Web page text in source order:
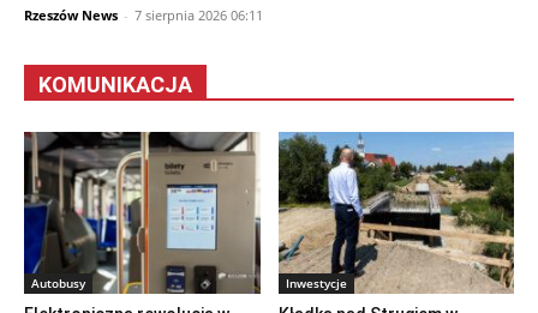
Rzeszów News - 7 sierpnia 2026 06:11
KOMUNIKACJA
Autobusy Inwestycje